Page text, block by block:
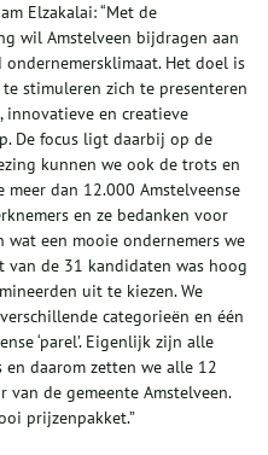
Elzakalai: “Met de
wil Amstelveen bijdragen aan
Het doel is
stimuleren zich te presenteren
innovatieve en creatieve
De focus ligt daarbij op de
kunnen we ook de trots en
dan 12.000 Amstelveense
en ze bedanken voor
een mooie ondernemers we
van de 31 kandidaten was hoog
uit te kiezen. We
categorieën en één
‘parel’. Eigenlijk zijn alle
daarom zetten we alle 12
van de gemeente Amstelveen.
prijzenpakket.”